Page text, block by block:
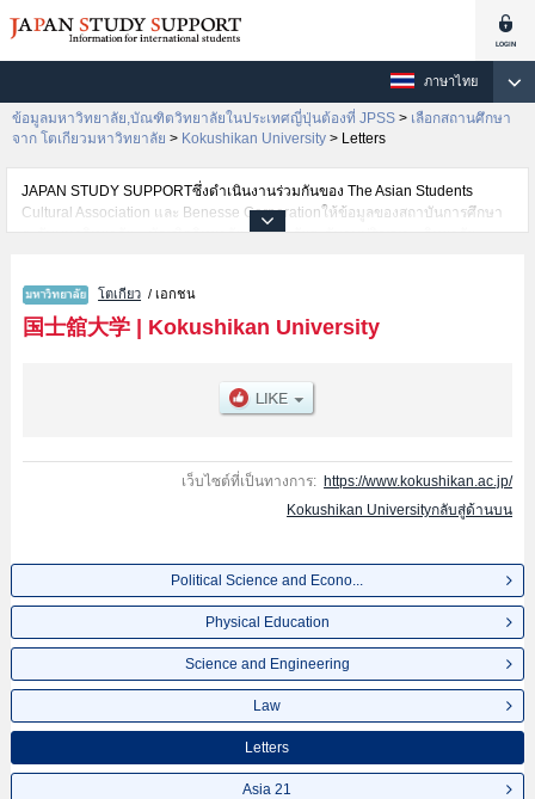
ภาษาไทย
ข้อมูลมหาวิทยาลัย,บัณฑิตวิทยาลัยในประเทศญี่ปุ่นต้องที่ JPSS > เลือกสถานศึกษา
จาก โตเกียวมหาวิทยาลัย > Kokushikan University > Letters
JAPAN STUDY SUPPORTซึ่งดำเนินงานร่วมกันของ The Asian Students
Cultural Association และ Benesse Corporationให้ข้อมูลของสถาบันการศึกษา
ระดับมหาวิทยาลัย・บัณฑิตวิทยาลัย・วิทยาลัยระดับอนุปริญญา・วิทยาลัย
ต่างชาติเช่นข้อมูลของแต่ละคณะ,ข้อมูลการสอบคัดเลือกเข้าศึกษาเช่นจำนวนคน
ที่รับสมัครหรือจำนวนคนที่ผ่านการสอบคัดเลือกเป็นต้น,แนะนำสถานที่,การเดิน
ทางเป็นต้นไว้ด้วยดังนั้นขอเชิญใช้บริการค้นหาข้อมูลตามอัธยาศัย
โตเกียว / เอกชน
国士舘大学| Kokushikan University
เว็บไซต์ที่เป็นทางการ: https://www.kokushikan.ac.jp/
Kokushikan Universityกลับสู่ด้านบน
Political Science and Econo...
Physical Education
Science and Engineering
Law
Letters
Asia 21